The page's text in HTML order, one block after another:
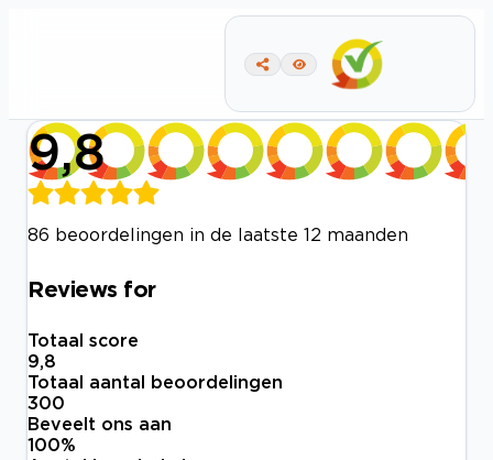
9,8
86 beoordelingen in de laatste 12 maanden
Reviews for
Totaal score
9,8
Totaal aantal beoordelingen
300
Beveelt ons aan
100%